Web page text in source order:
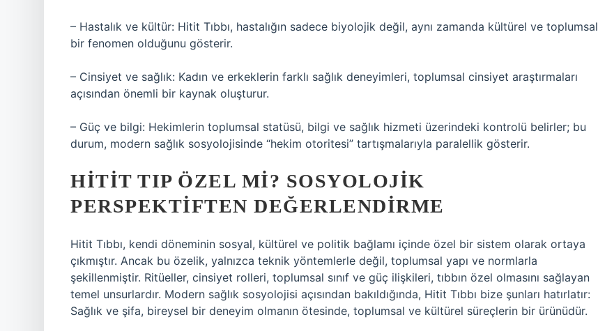
– Hastalık ve kültür: Hitit Tıbbı, hastalığın sadece biyolojik değil, aynı zamanda kültürel ve toplumsal
bir fenomen olduğunu gösterir.
– Cinsiyet ve sağlık: Kadın ve erkeklerin farklı sağlık deneyimleri, toplumsal cinsiyet araştırmaları
açısından önemli bir kaynak oluşturur.
– Güç ve bilgi: Hekimlerin toplumsal statüsü, bilgi ve sağlık hizmeti üzerindeki kontrolü belirler; bu
durum, modern sağlık sosyolojisinde “hekim otoritesi” tartışmalarıyla paralellik gösterir.
HITIT TIP ÖZEL MI? SOSYOLOJIK
PERSPEKTIFTEN DEĞERLENDIRME
Hitit Tıbbı, kendi döneminin sosyal, kültürel ve politik bağlamı içinde özel bir sistem olarak ortaya
çıkmıştır. Ancak bu özelik, yalnızca teknik yöntemlerle değil, toplumsal yapı ve normlarla
şekillenmiştir. Ritüeller, cinsiyet rolleri, toplumsal sınıf ve güç ilişkileri, tıbbın özel olmasını sağlayan
temel unsurlardır. Modern sağlık sosyolojisi açısından bakıldığında, Hitit Tıbbı bize şunları hatırlatır:
Sağlık ve şifa, bireysel bir deneyim olmanın ötesinde, toplumsal ve kültürel süreçlerin bir ürünüdür.